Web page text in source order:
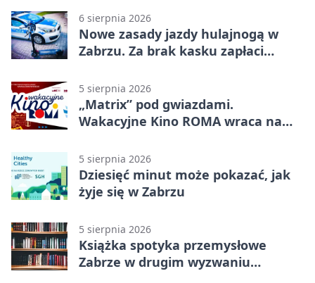
6 sierpnia 2026
Nowe zasady jazdy hulajnogą w
Zabrzu. Za brak kasku zapłaci
5 sierpnia 2026
„Matrix” pod gwiazdami.
Wakacyjne Kino ROMA wraca na
5 sierpnia 2026
Dziesięć minut może pokazać, jak
żyje się w Zabrzu
5 sierpnia 2026
Książka spotyka przemysłowe
Zabrze w drugim wyzwaniu